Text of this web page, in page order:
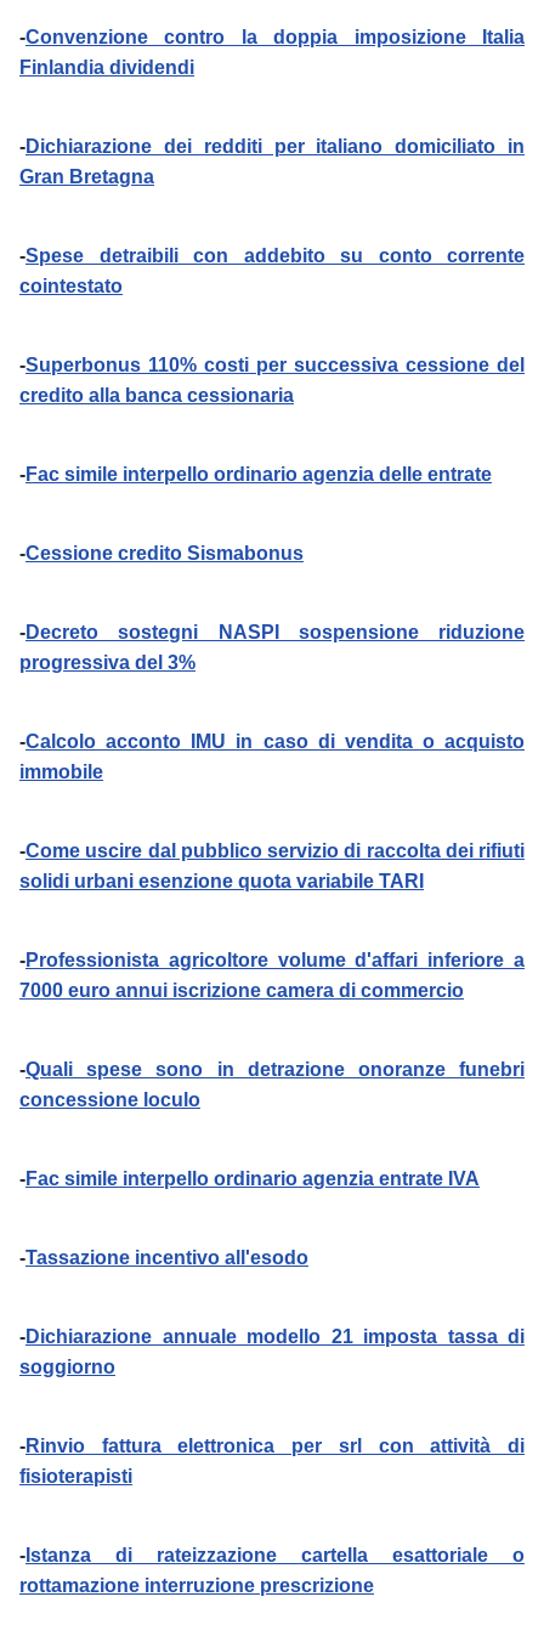
-Convenzione contro la doppia imposizione Italia
Finlandia dividendi
-Dichiarazione dei redditi per italiano domiciliato in
Gran Bretagna
-Spese detraibili con addebito su conto corrente
cointestato
-Superbonus 110% costi per successiva cessione del
credito alla banca cessionaria
-Fac simile interpello ordinario agenzia delle entrate
-Cessione credito Sismabonus
-Decreto sostegni NASPI sospensione riduzione
progressiva del 3%
-Calcolo acconto IMU in caso di vendita o acquisto
immobile
-Come uscire dal pubblico servizio di raccolta dei rifiuti
solidi urbani esenzione quota variabile TARI
-Professionista agricoltore volume d'affari inferiore a
7000 euro annui iscrizione camera di commercio
-Quali spese sono in detrazione onoranze funebri
concessione loculo
-Fac simile interpello ordinario agenzia entrate IVA
-Tassazione incentivo all'esodo
-Dichiarazione annuale modello 21 imposta tassa di
soggiorno
-Rinvio fattura elettronica per srl con attività di
fisioterapisti
- Istanza di rateizzazione cartella esattoriale o
rottamazione interruzione prescrizione